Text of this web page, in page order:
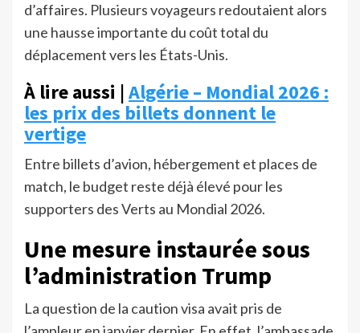
d’affaires. Plusieurs voyageurs redoutaient alors
une hausse importante du coût total du
déplacement vers les États-Unis.
À lire aussi |Algérie – Mondial 2026 :
les prix des billets donnent le
vertige
Entre billets d’avion, hébergement et places de
match, le budget reste déjà élevé pour les
supporters des Verts au Mondial 2026.
Une mesure instaurée sous
l’administration Trump
La question de la caution visa avait pris de